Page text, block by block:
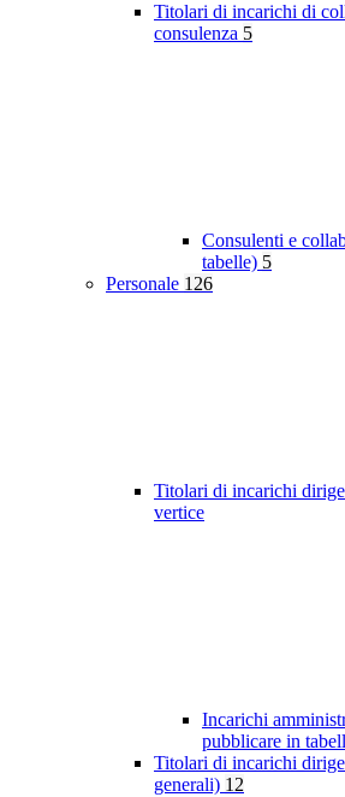
Titolari di incarichi di
consulenza 5
Consulenti e
tabelle) 5
Personale 126
Titolari di incarichi
vertice
Incarichi
pubblicare in
Titolari di incarichi
generali) 12